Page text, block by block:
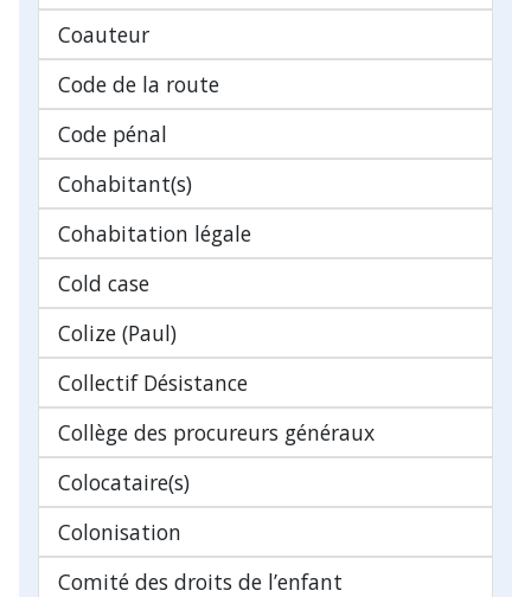
Coauteur
Code de la route
Code pénal
Cohabitant(s)
Cohabitation légale
Cold case
Colize (Paul)
Collectif Désistance
Collège des procureurs généraux
Colocataire(s)
Colonisation
Comité des droits de l’enfant